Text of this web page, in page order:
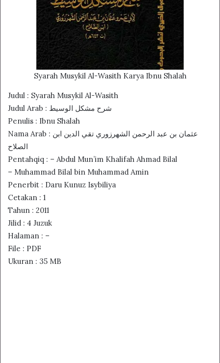
Syarah Musykil Al-Wasith Karya Ibnu Shalah
Judul : Syarah Musykil Al-Wasith
Judul Arab : شرح مشكل الوسيط
Penulis : Ibnu Shalah
Nama Arab : عثمان بن عبد الرحمن الشهرزوري تقي الدين ابن
الصلاح
Pentahqiq : – Abdul Mun’im Khalifah Ahmad Bilal
– Muhammad Bilal bin Muhammad Amin
Penerbit : Daru Kunuz Isybiliya
Cetakan : 1
Tahun : 2011
Jilid : 4 Juzuk
Halaman : –
File : PDF
Ukuran : 35 MB